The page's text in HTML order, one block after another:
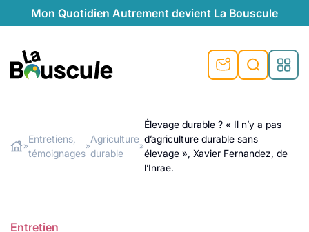
Mon Quotidien Autrement devient La Bouscule
et durable
Rechercher
»
Entretiens,
témoignages
»
Agriculture
durable
»
Élevage durable ? « Il n’y a pas
d’agriculture durable sans
élevage », Xavier Fernandez, de
l’Inrae.
Entretien